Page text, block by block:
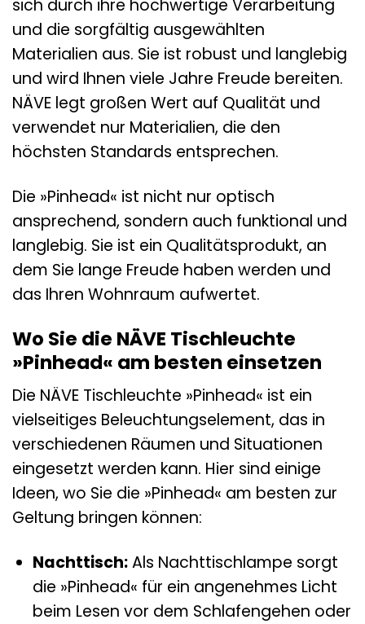
sich durch ihre hochwertige Verarbeitung
und die sorgfältig ausgewählten
Materialien aus. Sie ist robust und langlebig
und wird Ihnen viele Jahre Freude bereiten.
NÄVE legt großen Wert auf Qualität und
verwendet nur Materialien, die den
höchsten Standards entsprechen.
Die »Pinhead« ist nicht nur optisch
ansprechend, sondern auch funktional und
langlebig. Sie ist ein Qualitätsprodukt, an
dem Sie lange Freude haben werden und
das Ihren Wohnraum aufwertet.
Wo Sie die NÄVE Tischleuchte
»Pinhead« am besten einsetzen
Die NÄVE Tischleuchte »Pinhead« ist ein
vielseitiges Beleuchtungselement, das in
verschiedenen Räumen und Situationen
eingesetzt werden kann. Hier sind einige
Ideen, wo Sie die »Pinhead« am besten zur
Geltung bringen können:
Nachttisch:Als Nachttischlampe sorgt
die »Pinhead« für ein angenehmes Licht
beim Lesen vor dem Schlafengehen oder